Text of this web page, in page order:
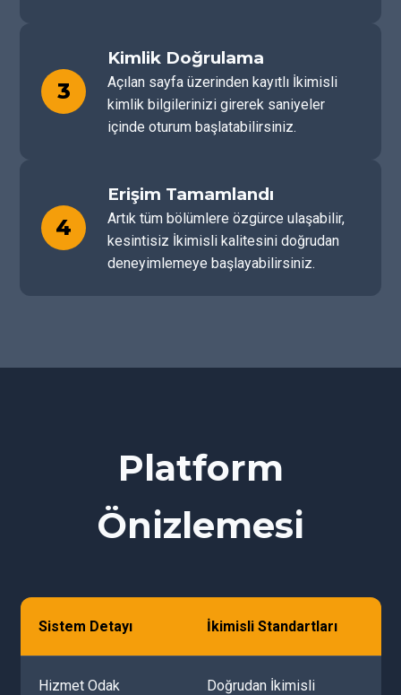
3
Kimlik Doğrulama
Açılan sayfa üzerinden kayıtlı İkimisli
kimlik bilgilerinizi girerek saniyeler
içinde oturum başlatabilirsiniz.
4
Erişim Tamamlandı
Artık tüm bölümlere özgürce ulaşabilir,
kesintisiz İkimisli kalitesini doğrudan
deneyimlemeye başlayabilirsiniz.
Platform
Önizlemesi
Sistem Detayı İkimisli Standartları
Hizmet Odak
Doğrudan İkimisli